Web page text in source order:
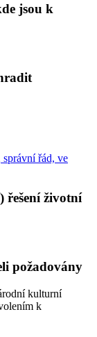
jsou k
správní řád, ve
řešení životní
požadovány
kulturní
k